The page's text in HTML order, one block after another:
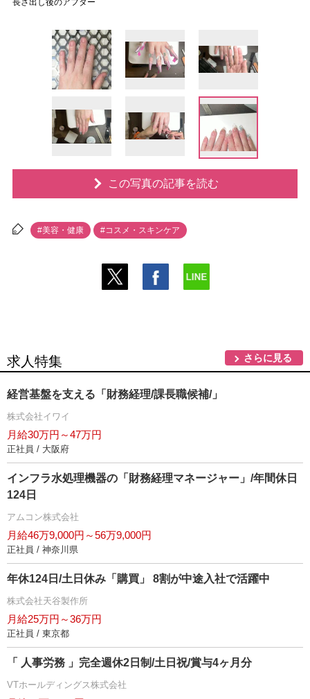
長さ出し後のアフター
この写真の記事を読む
#美容・健康 #コスメ・スキンケア
求人特集 さらに見る
経営基盤を支える「財務経理/課長職候補/」
株式会社イワイ
月給30万円～47万円
正社員 / 大阪府
インフラ水処理機器の「財務経理マネージャー」/年間休日
124日
アムコン株式会社
月給46万9,000円～56万9,000円
正社員 / 神奈川県
年休124日/土日休み「購買」 8割が中途入社で活躍中
株式会社天谷製作所
月給25万円～36万円
正社員 / 東京都
「 人事労務 」完全週休2日制/土日祝/賞与4ヶ月分
VTホールディングス株式会社